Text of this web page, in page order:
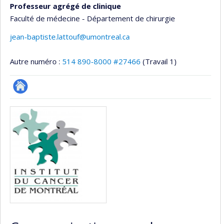
Professeur agrégé de clinique
Faculté de médecine - Département de chirurgie
jean-baptiste.lattouf@umontreal.ca
Autre numéro : 514 890-8000 #27466 (Travail 1)
Autre
site
web
Médias